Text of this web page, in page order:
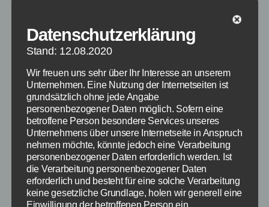
Quotencheck
Beitragsautor Veröffentlichungsdatum
Datenschutzerklärung
Stand: 12.08.2020
Wir freuen uns sehr über Ihr Interesse an unserem
Unternehmen. Eine Nutzung der Internetseiten ist
grundsätzlich ohne jede Angabe
personenbezogener Daten möglich. Sofern eine
betroffene Person besondere Services unseres
Unternehmens über unsere Internetseite in Anspruch
nehmen möchte, könnte jedoch eine Verarbeitung
personenbezogener Daten erforderlich werden. Ist
die Verarbeitung personenbezogener Daten
erforderlich und besteht für eine solche Verarbeitung
keine gesetzliche Grundlage, holen wir generell eine
Einwilligung der betroffenen Person ein.